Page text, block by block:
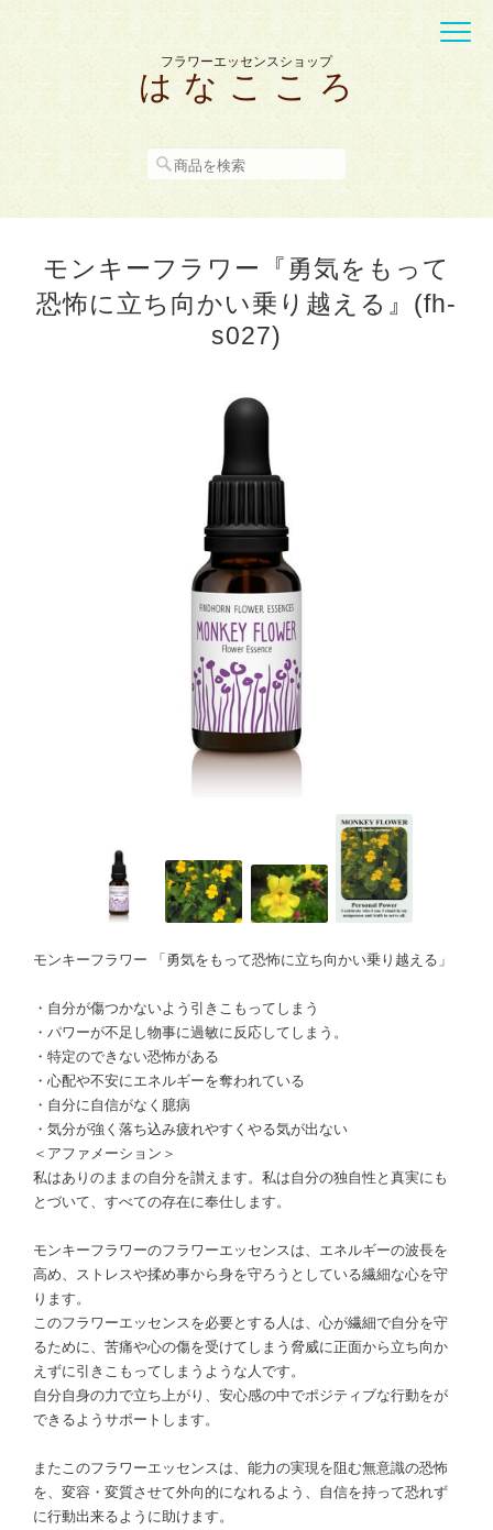
フラワーエッセンスショップ
は な こ こ ろ
モンキーフラワー『勇気をもって
恐怖に立ち向かい乗り越える』(fh-
s027)
モンキーフラワー 「勇気をもって恐怖に立ち向かい乗り越える」
・自分が傷つかないよう引きこもってしまう
・パワーが不足し物事に過敏に反応してしまう。
・特定のできない恐怖がある
・心配や不安にエネルギーを奪われている
・自分に自信がなく臆病
・気分が強く落ち込み疲れやすくやる気が出ない
＜アファメーション＞
私はありのままの自分を讃えます。私は自分の独自性と真実にも
とづいて、すべての存在に奉仕します。
モンキーフラワーのフラワーエッセンスは、エネルギーの波長を
高め、ストレスや揉め事から身を守ろうとしている繊細な心を守
ります。
このフラワーエッセンスを必要とする人は、心が繊細で自分を守
るために、苦痛や心の傷を受けてしまう脅威に正面から立ち向か
えずに引きこもってしまうような人です。
自分自身の力で立ち上がり、安心感の中でポジティブな行動をが
できるようサポートします。
またこのフラワーエッセンスは、能力の実現を阻む無意識の恐怖
を、変容・変質させて外向的になれるよう、自信を持って恐れず
に行動出来るように助けます。